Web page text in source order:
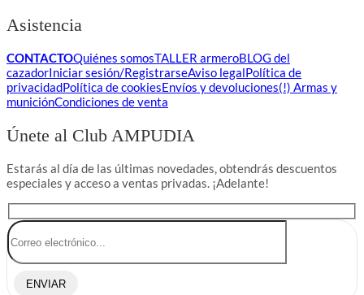
Asistencia
CONTACTOQuiénes somosTALLER armeroBLOG del
cazadorIniciar sesión/RegistrarseAviso legalPolítica de
privacidadPolítica de cookiesEnvíos y devoluciones(!) Armas y
municiónCondiciones de venta
Únete al Club AMPUDIA
Estarás al día de las últimas novedades, obtendrás descuentos
especiales y acceso a ventas privadas. ¡Adelante!
ENVIAR